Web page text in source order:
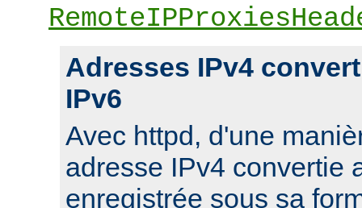
Adresses IPv4
IPv6
Avec httpd, d'une
adresse IPv4 convertie
enregistrée sous sa